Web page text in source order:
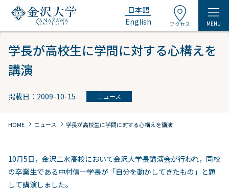
日本語
English
アクセス MENU
学長が高校生に学問に対する心構えを
講演
掲載日：2009-10-15 ニュース
HOME chevron_right ニュース chevron_right 学長が高校生に学問に対する心構えを講演
10月5日，金沢二水高校において金沢大学長講演会が行われ，同校
の卒業生である中村信一学長が「自分を動かしてきたもの」と題
して講演しました。